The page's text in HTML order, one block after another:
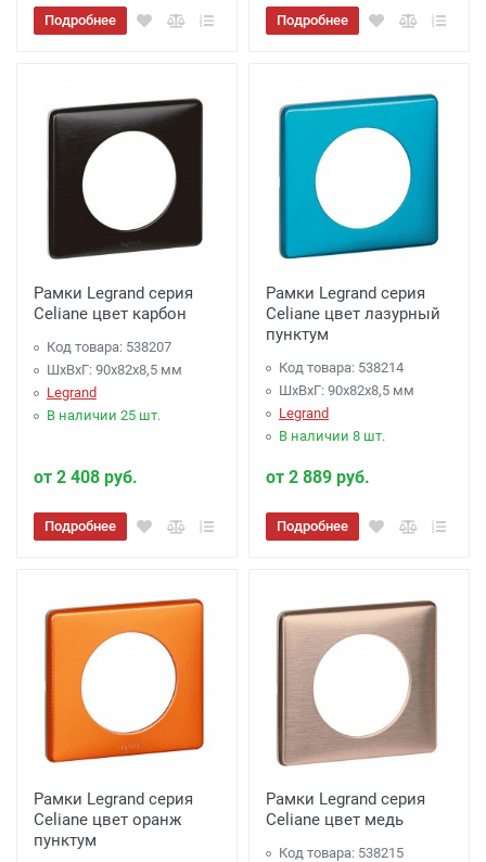
Подробнее Подробнее
Рамки Legrand серия
Celiane цвет карбон
Код товара: 538207
ШхВхГ: 90x82x8,5 мм
Legrand
В наличии 25 шт.
от 2 408 руб.
Подробнее
Рамки Legrand серия
Celiane цвет лазурный
пунктум
Код товара: 538214
ШхВхГ: 90x82x8,5 мм
Legrand
В наличии 8 шт.
от 2 889 руб.
Подробнее
Рамки Legrand серия
Celiane цвет оранж
пунктум
Рамки Legrand серия
Celiane цвет медь
Код товара: 538215